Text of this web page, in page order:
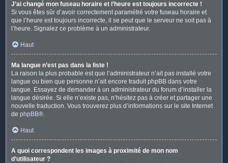
J’ai changé mon fuseau horaire et l’heure est toujours incorrecte !
Si vous êtes sûr d’avoir correctement paramétré votre fuseau horaire et
que l’heure est toujours incorrecte, il se peut que le serveur ne soit pas à
l’heure. Signalez ce problème à un administrateur.
Haut
Ma langue n’est pas dans la liste !
La raison la plus probable est que l’administrateur n’ait pas installé votre
langue ou bien que personne n’ait encore traduit phpBB dans votre
langue. Essayez de demander à un administrateur du forum d’installer la
langue désirée. Si elle n’existe pas, n’hésitez pas à créer et partager une
nouvelle traduction. Vous trouverez plus d’informations sur le site Internet
de phpBB®.
Haut
A quoi correspondent les images à proximité de mon nom
d’utilisateur ?